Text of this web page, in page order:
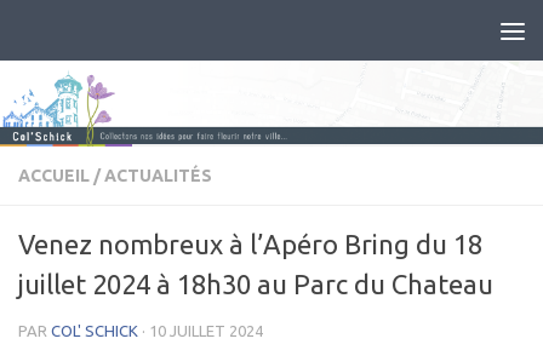
ACCUEIL /ACTUALITÉS
Venez nombreux à l’Apéro Bring du 18
juillet 2024 à 18h30 au Parc du Chateau
PAR COL' SCHICK · 10 JUILLET 2024